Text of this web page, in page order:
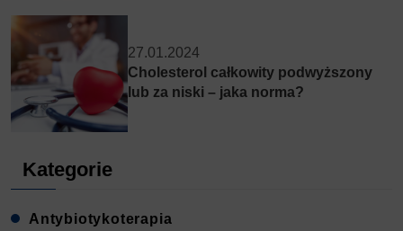
27.01.2024
Cholesterol całkowity podwyższony
lub za niski – jaka norma?
Kategorie
Antybiotykoterapia